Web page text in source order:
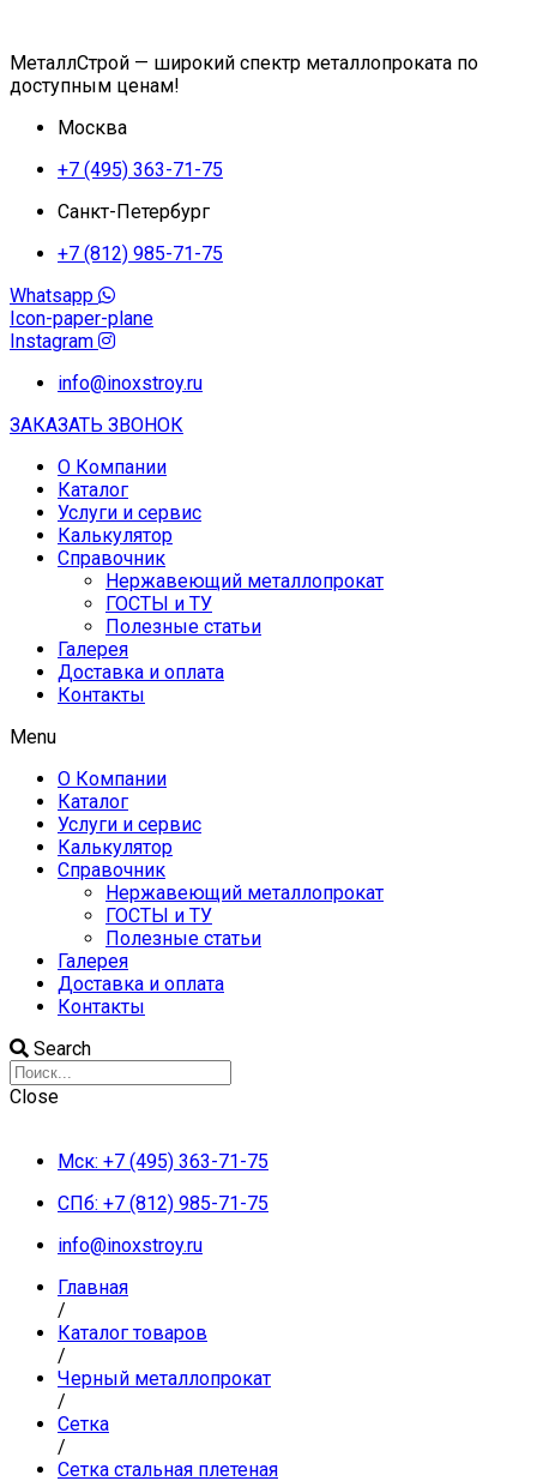
МеталлСтрой — широкий спектр металлопроката по
доступным ценам!
Москва
+7 (495) 363-71-75
Санкт-Петербург
+7 (812) 985-71-75
Whatsapp
Icon-paper-plane
Instagram
info@inoxstroy.ru
ЗАКАЗАТЬ ЗВОНОК
О Компании
Каталог
Услуги и сервис
Калькулятор
Справочник
Нержавеющий металлопрокат
ГОСТЫ и ТУ
Полезные статьи
Галерея
Доставка и оплата
Контакты
Menu
О Компании
Каталог
Услуги и сервис
Калькулятор
Справочник
Нержавеющий металлопрокат
ГОСТЫ и ТУ
Полезные статьи
Галерея
Доставка и оплата
Контакты
Search
Close
Мск: +7 (495) 363-71-75
СПб: +7 (812) 985-71-75
info@inoxstroy.ru
Главная
/
Каталог товаров
/
Черный металлопрокат
/
Сетка
/
Сетка стальная плетеная